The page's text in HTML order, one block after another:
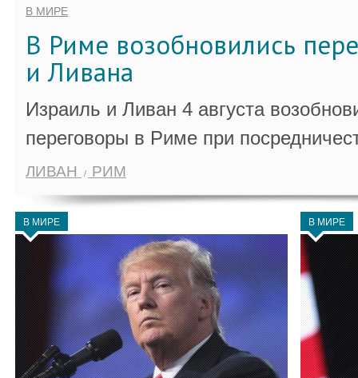
В МИРЕ
В Риме возобновились
и Ливана
Израиль и Ливан 4 августа
переговоры в Риме при
ЛИВАН РИМ
В МИРЕ В МИРЕ